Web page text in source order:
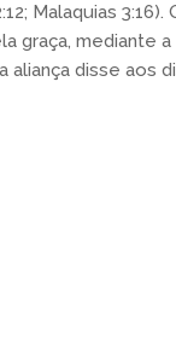
Malaquias
graça, mediante
aliança disse aos